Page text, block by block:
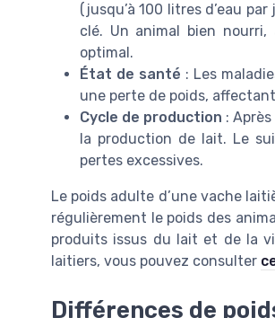
(jusqu’à 100 litres d’eau
clé. Un animal bien
optimal.
État de santé : Les
une perte de poids,
Cycle de production :
la production de lait. Le
pertes excessives.
Le poids adulte d’une vache
régulièrement le poids des
produits issus du lait et de la
laitiers, vous pouvez consulter
Différences de